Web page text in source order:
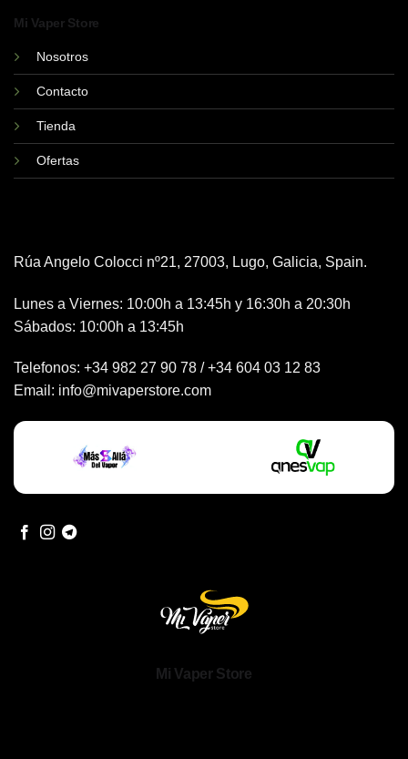
Mi Vaper Store
Nosotros
Contacto
Tienda
Ofertas
Rúa Angelo Colocci nº21, 27003, Lugo, Galicia, Spain.
Lunes a Viernes: 10:00h a 13:45h y 16:30h a 20:30h
Sábados: 10:00h a 13:45h
Telefonos: +34 982 27 90 78 / +34 604 03 12 83
Email: info@mivaperstore.com
Mi Vaper Store